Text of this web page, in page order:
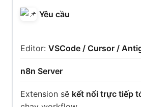
Yêu cầu
Editor:VSCode / Cursor /
n8n Server
Extension sẽ kết nối trực tiếp